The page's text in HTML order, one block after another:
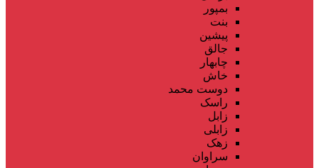
بمپور
بنت
پیشین
جالق
چابهار
خاش
دوست محمد
راسک
زابل
زابلی
زهک
سراوان